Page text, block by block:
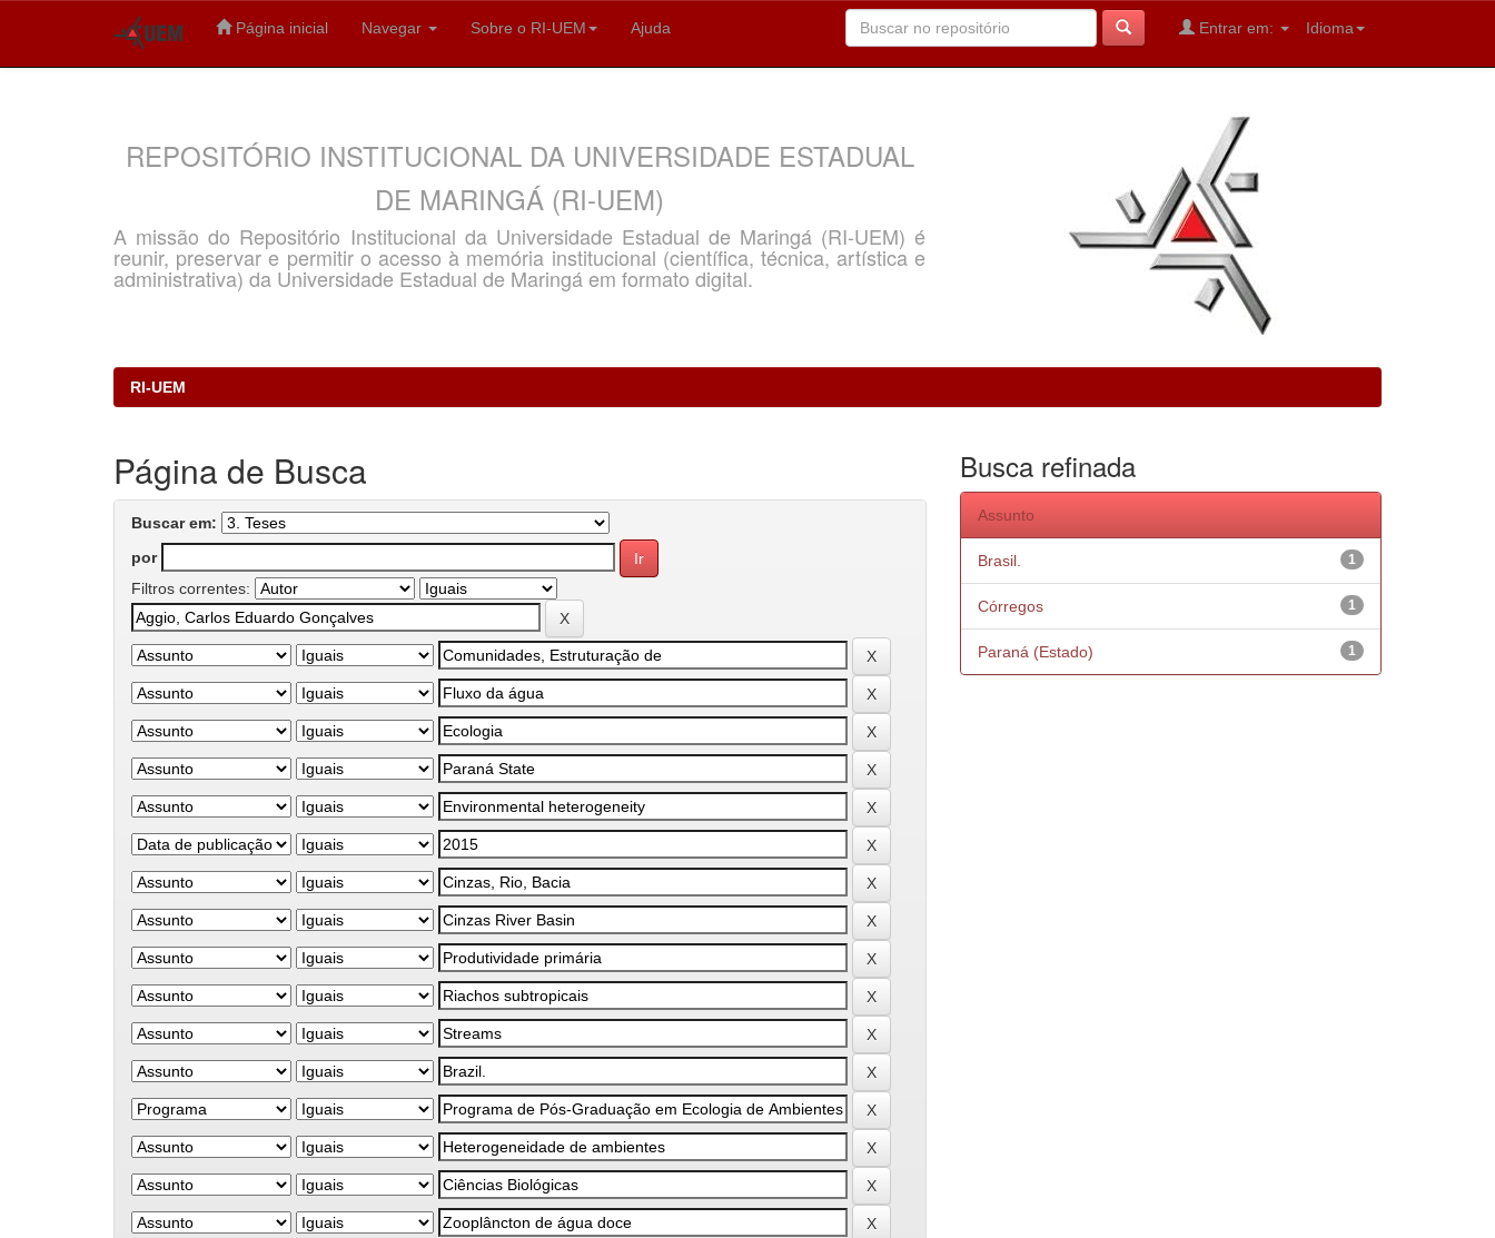
Página inicial Navegar Sobre o RI-UEM Ajuda Idioma
Entrar em:
REPOSITÓRIO INSTITUCIONAL DA UNIVERSIDADE ESTADUAL
DE MARINGÁ (RI-UEM)
A missão do Repositório Institucional da Universidade Estadual de Maringá (RI-UEM) é
reunir, preservar e permitir o acesso à memória institucional (científica, técnica, artística e
administrativa) da Universidade Estadual de Maringá em formato digital.
RI-UEM
Página de Busca
Buscar em:
por
Filtros correntes:
Busca refinada
Assunto
1
Brasil.
1
Córregos
1
Paraná (Estado)